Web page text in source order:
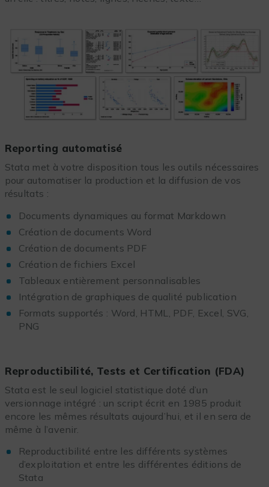
Reporting automatisé
Stata met à votre disposition tous les outils nécessaires
pour automatiser la production et la diffusion de vos
résultats :
Documents dynamiques au format Markdown
Création de documents Word
Création de documents PDF
Création de fichiers Excel
Tableaux entièrement personnalisables
Intégration de graphiques de qualité publication
Formats supportés : Word, HTML, PDF, Excel, SVG,
PNG
Reproductibilité, Tests et Certification (FDA)
Stata est le seul logiciel statistique doté d’un
versionnage intégré : un script écrit en 1985 produit
encore les mêmes résultats aujourd’hui, et il en sera de
même à l’avenir.
Reproductibilité entre les différents systèmes
d’exploitation et entre les différentes éditions de
Stata